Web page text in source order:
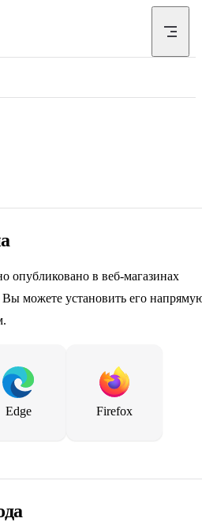
опубликовано в веб-магазинах
можете установить его
Edge Firefox